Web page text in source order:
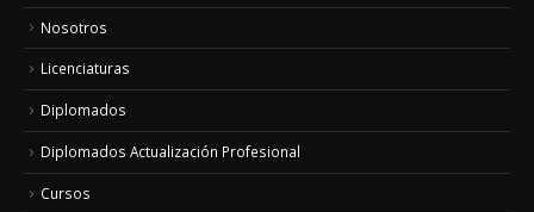
Nosotros
Licenciaturas
Diplomados
Diplomados Actualización Profesional
Cursos